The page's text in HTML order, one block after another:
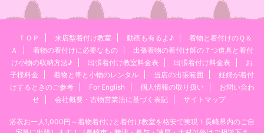
ＴＯＰ 来店型着付け教室 動画も有るよ♪
着物と着付けのＱ＆
Ａ
着物の着付けに必要なもの
出張着物の着付け師の７つ道具と着付
け小物の収納方法♪
出張着付け教室料金表 出張着付け料金表
お
子様料金
着物と帯と小物のレンタル 当店の出張範囲
妊婦が着付
けするときのご参考
For English 個人情報の取り扱い
お問い合わ
せ
会社概要・古物営業法に基づく表記 サイトマップ
浴衣お一人1,000円～着物着付けと着付け教室を格安で実現！長崎県内のご自